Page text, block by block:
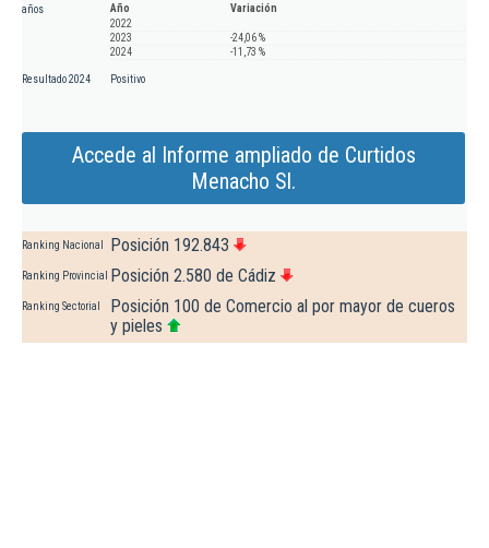
años
Año
Variación
2022
2023
-24,06 %
2024
-11,73 %
Resultado 2024 Positivo
Accede al Informe ampliado de Curtidos
Menacho Sl.
Ranking Nacional Posición 192.843
Ranking Provincial Posición 2.580 de Cádiz
Ranking Sectorial
Posición 100 de Comercio al por mayor de cueros
y pieles